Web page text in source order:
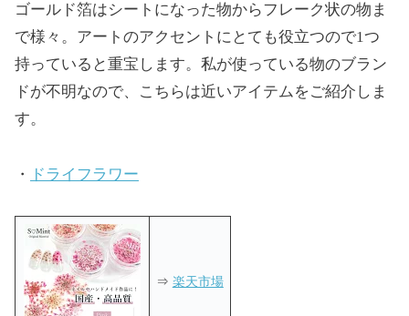
ゴールド箔はシートになった物からフレーク状の物ま
で様々。アートのアクセントにとても役立つので1つ
持っていると重宝します。私が使っている物のブラン
ドが不明なので、こちらは近いアイテムをご紹介しま
す。
・ ドライフラワー
⇒ 楽天市場